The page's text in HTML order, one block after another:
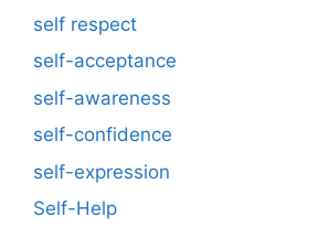
self respect
self-acceptance
self-awareness
self-confidence
self-expression
Self-Help